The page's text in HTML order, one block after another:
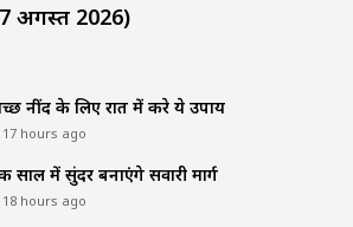
अगस्त 2026)
नींद के लिए रात में करे ये उपाय
17 hours ago
साल में सुंदर बनाएंगे सवारी मार्ग
18 hours ago